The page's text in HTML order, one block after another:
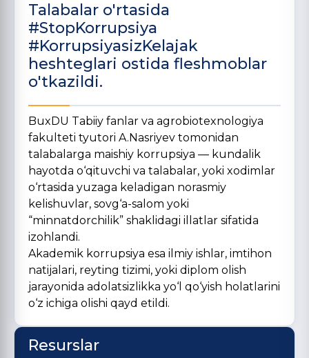
Talabalar o'rtasida
#StopKorrupsiya
#KorrupsiyasizKelajak
heshteglari ostida fleshmoblar
o'tkazildi.
BuxDU Tabiiy fanlar va agrobiotexnologiya
fakulteti tyutori A.Nasriyev tomonidan
talabalarga maishiy korrupsiya — kundalik
hayotda o‘qituvchi va talabalar, yoki xodimlar
o‘rtasida yuzaga keladigan norasmiy
kelishuvlar, sovg‘a-salom yoki
“minnatdorchilik” shaklidagi illatlar sifatida
izohlandi.
Akademik korrupsiya esa ilmiy ishlar, imtihon
natijalari, reyting tizimi, yoki diplom olish
jarayonida adolatsizlikka yo‘l qo‘yish holatlarini
o‘z ichiga olishi qayd etildi.
Resurslar